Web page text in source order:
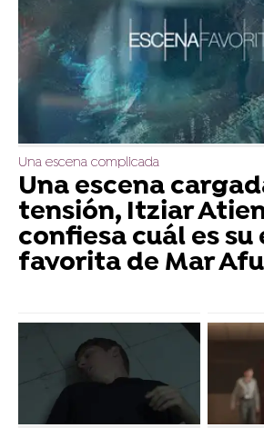
Una escena complicada
Una escena
tensión, Itziar
confiesa cuál es su
favorita de Mar